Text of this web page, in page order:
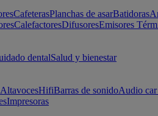
CafeterasPlanchas de asarBatidoras
CalefactoresDifusoresEmisores
dentalSalud y bienestar
AltavocesHifiBarras de sonidoAudio
Impresoras